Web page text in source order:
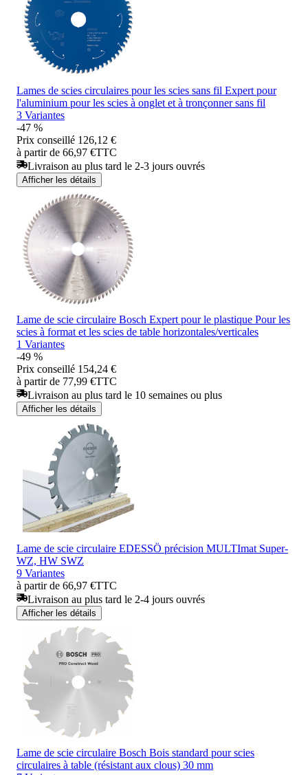
Lames de scies circulaires pour les scies sans fil Expert pour
l'aluminium pour les scies à onglet et à tronçonner sans fil
3 Variantes
-47 %
Prix conseillé 126,12 €
à partir de 66,97 €TTC
Livraison au plus tard le 2-3 jours ouvrés
Afficher les détails
Lame de scie circulaire Bosch Expert pour le plastique Pour les
scies à format et les scies de table horizontales/verticales
1 Variantes
-49 %
Prix conseillé 154,24 €
à partir de 77,99 €TTC
Livraison au plus tard le 10 semaines ou plus
Afficher les détails
Lame de scie circulaire EDESSÖ précision MULTImat Super-
WZ, HW SWZ
9 Variantes
à partir de 66,97 €TTC
Livraison au plus tard le 2-4 jours ouvrés
Afficher les détails
Lame de scie circulaire Bosch Bois standard pour scies
circulaires à table (résistant aux clous) 30 mm